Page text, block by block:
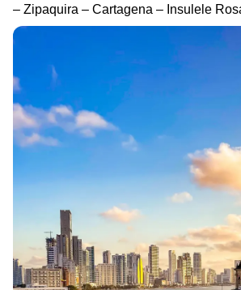
– Zipaquira – Cartagena – Insulele